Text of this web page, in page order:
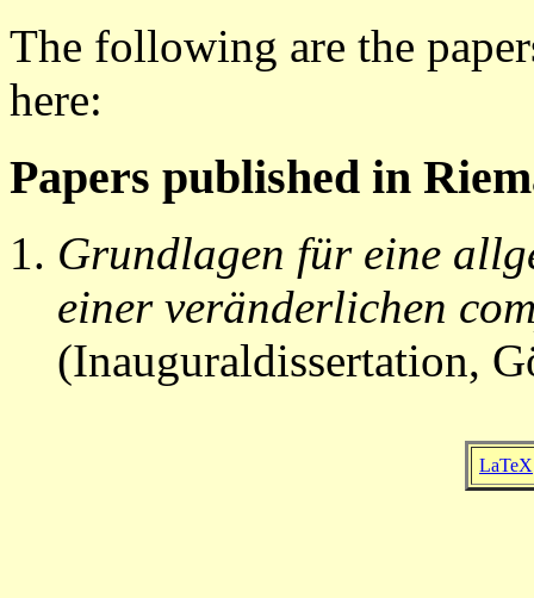
The following are the
here:
Papers published in
Grundlagen für eine
einer veränderlichen
(Inauguraldissertation,
LaTeX